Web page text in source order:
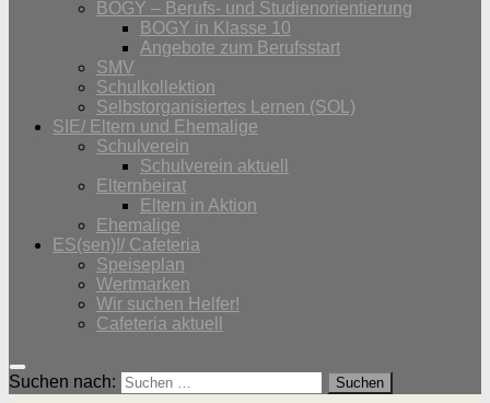
BOGY – Berufs- und Studienorientierung
BOGY in Klasse 10
Angebote zum Berufsstart
SMV
Schulkollektion
Selbstorganisiertes Lernen (SOL)
SIE/ Eltern und Ehemalige
Schulverein
Schulverein aktuell
Elternbeirat
Eltern in Aktion
Ehemalige
ES(sen)!/ Cafeteria
Speiseplan
Wertmarken
Wir suchen Helfer!
Cafeteria aktuell
Suchen nach: